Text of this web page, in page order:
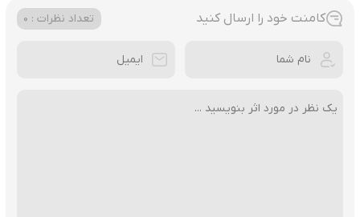
کامنت خود را ارسال کنید تعداد نظرات : 0